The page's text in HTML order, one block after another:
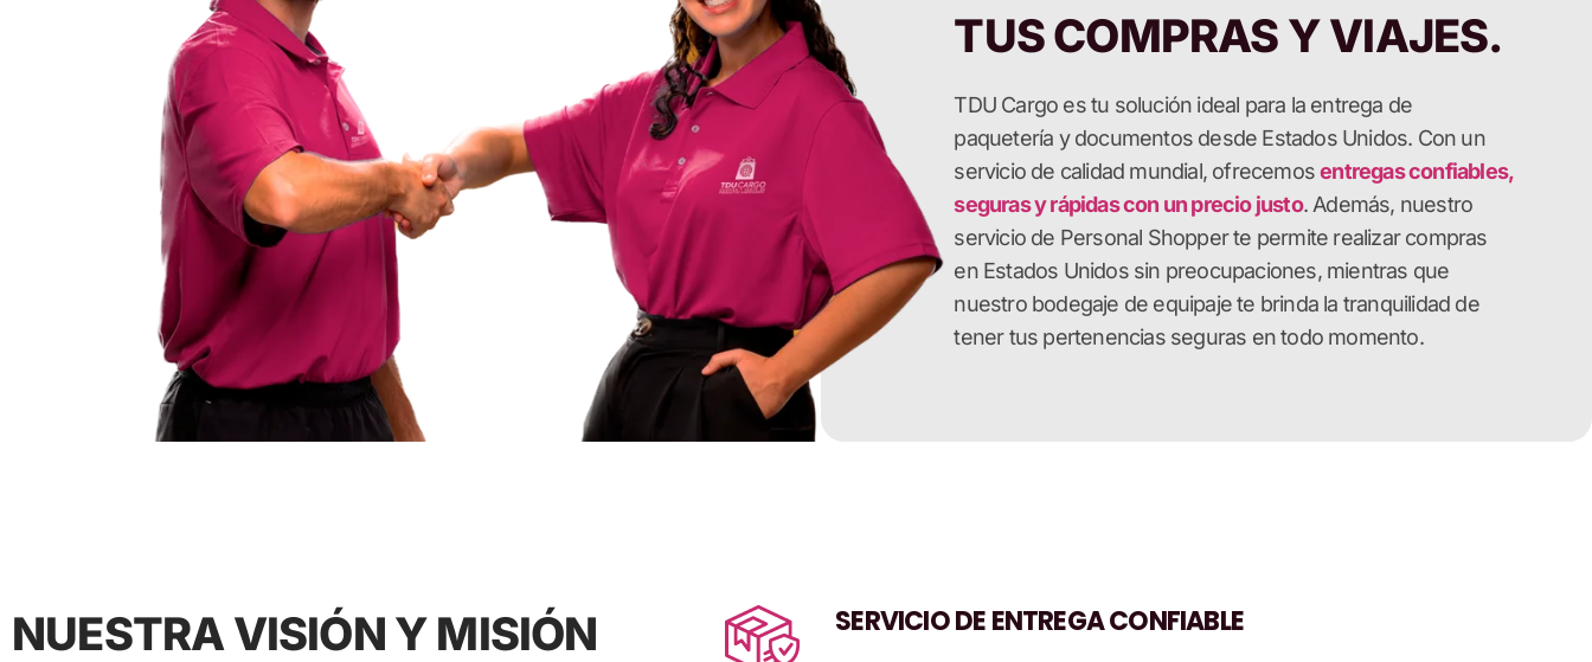
TUS COMPRAS Y VIAJES.
TDU Cargo es tu solución ideal para la entrega de
paquetería y documentos desde Estados Unidos. Con un
servicio de calidad mundial, ofrecemosentregas confiables,
seguras y rápidas con un precio justo. Además, nuestro
servicio de Personal Shopper te permite realizar compras
en Estados Unidos sin preocupaciones, mientras que
nuestro bodegaje de equipaje te brinda la tranquilidad de
tener tus pertenencias seguras en todo momento.
NUESTRA VISIÓN Y MISIÓN SERVICIO DE ENTREGA CONFIABLE